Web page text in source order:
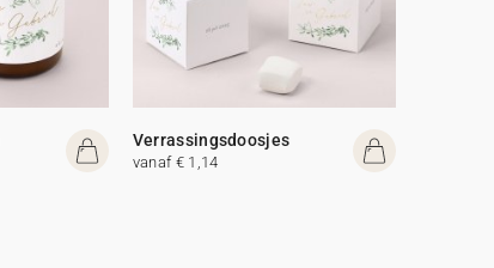
Verrassingsdoosjes
vanaf € 1,14